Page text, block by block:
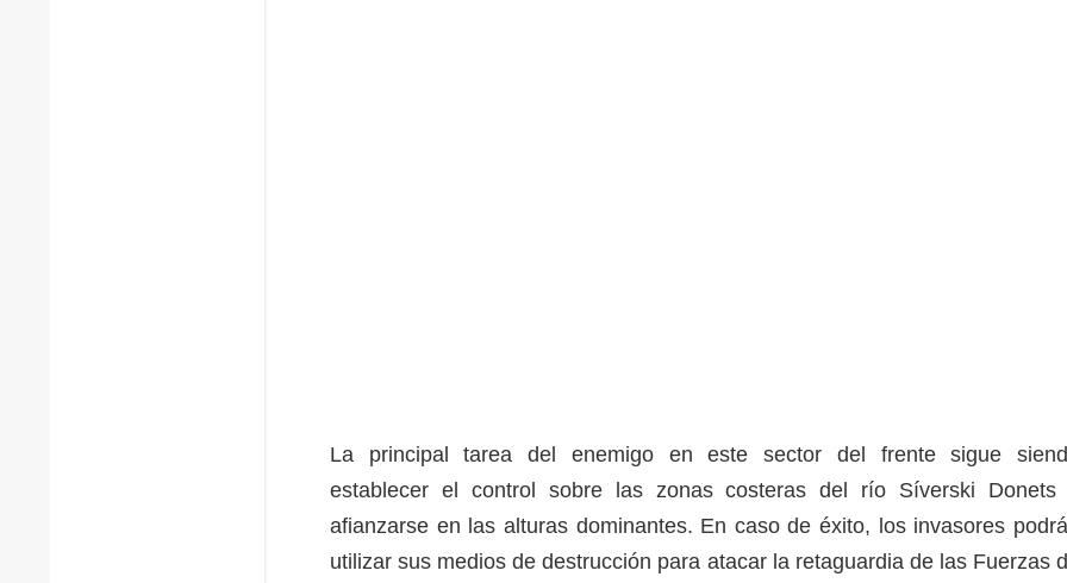
La principal tarea del enemigo en este sector del frente sigue
establecer el control sobre las zonas costeras del río Síverski Donets
afianzarse en las alturas dominantes. En caso de éxito, los invasores
utilizar sus medios de destrucción para atacar la retaguardia de las Fuerzas